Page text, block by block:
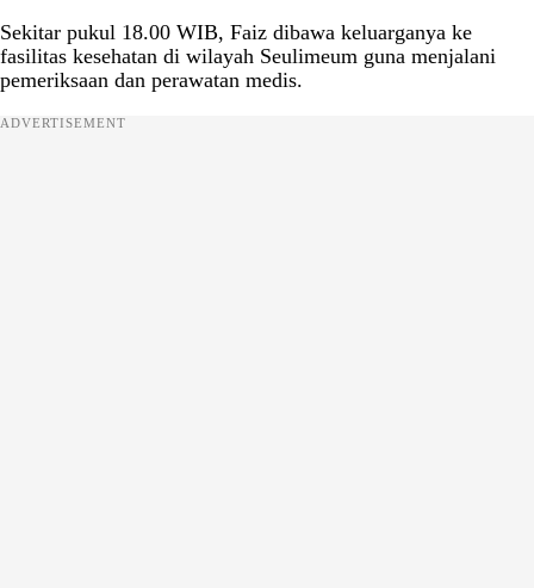
Sekitar pukul 18.00 WIB, Faiz dibawa keluarganya ke
fasilitas kesehatan di wilayah Seulimeum guna menjalani
pemeriksaan dan perawatan medis.
ADVERTISEMENT